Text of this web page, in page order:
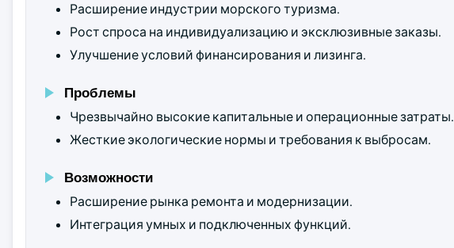
Расширение индустрии морского туризма.
Рост спроса на индивидуализацию и эксклюзивные заказы.
Улучшение условий финансирования и лизинга.
Проблемы
Чрезвычайно высокие капитальные и операционные затраты.
Жесткие экологические нормы и требования к выбросам.
Возможности
Расширение рынка ремонта и модернизации.
Интеграция умных и подключенных функций.